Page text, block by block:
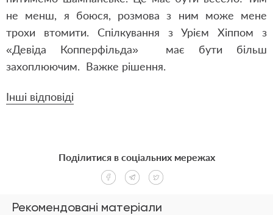
не менш, я боюся, розмова з ним може мене
трохи втомити. Спілкування з Урієм Хіппом з
«Девіда Копперфільда» має бути більш
захоплюючим. Важке рішення.
Інші відповіді
Рекомендовані матеріали
Поділитися в соціальних мережах